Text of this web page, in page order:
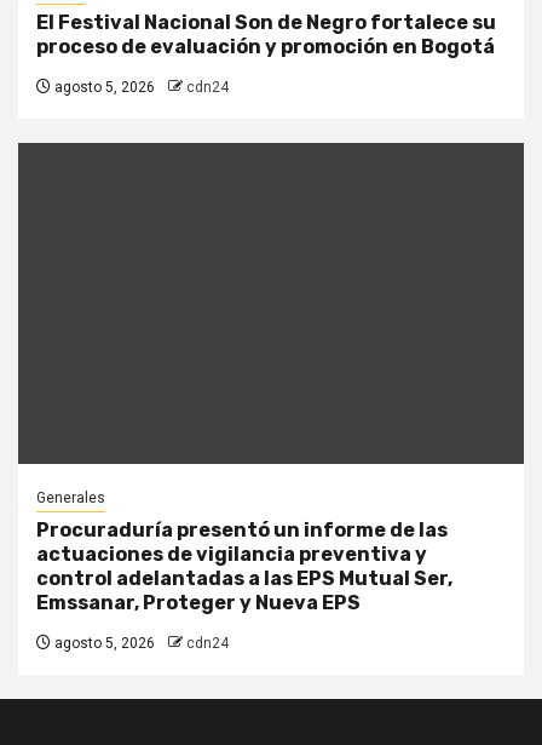
El Festival Nacional Son de Negro fortalece su
proceso de evaluación y promoción en Bogotá
agosto 5, 2026 cdn24
Generales
Procuraduría presentó un informe de las
actuaciones de vigilancia preventiva y
control adelantadas a las EPS Mutual Ser,
Emssanar, Proteger y Nueva EPS
agosto 5, 2026 cdn24